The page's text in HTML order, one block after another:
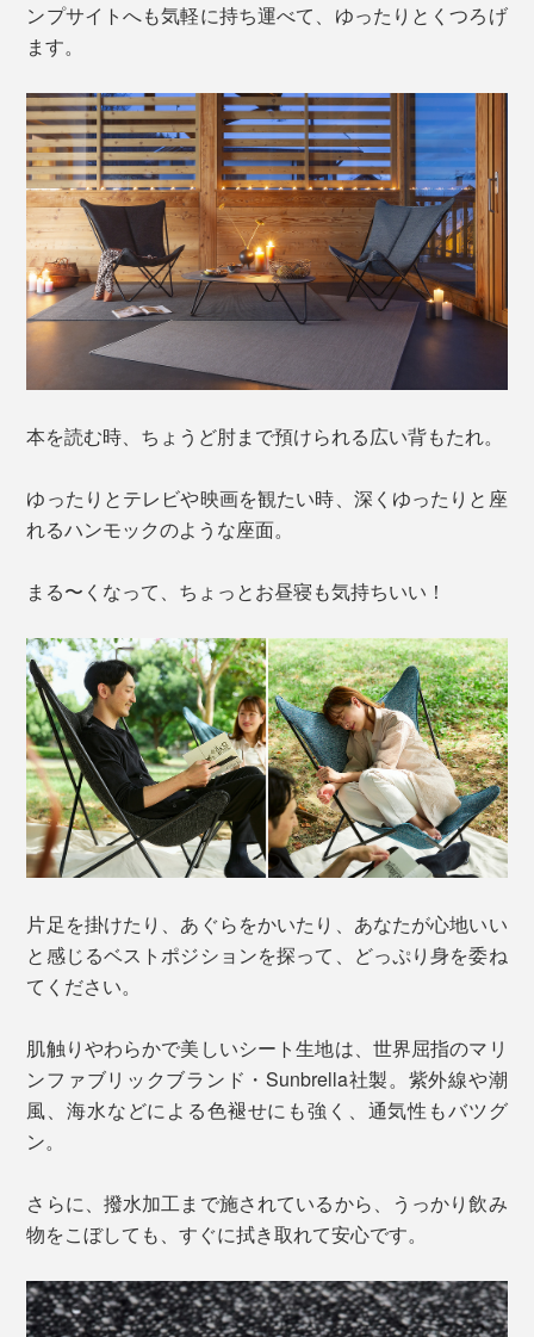
ンプサイトへも気軽に持ち運べて、ゆったりとくつろげ
ます。
本を読む時、ちょうど肘まで預けられる広い背もたれ。
ゆったりとテレビや映画を観たい時、深くゆったりと座
れるハンモックのような座面。
まる〜くなって、ちょっとお昼寝も気持ちいい！
片足を掛けたり、あぐらをかいたり、あなたが心地いい
と感じるベストポジションを探って、どっぷり身を委ね
てください。
肌触りやわらかで美しいシート生地は、世界屈指のマリ
ンファブリックブランド・Sunbrella社製。紫外線や潮
風、海水などによる色褪せにも強く、通気性もバツグ
ン。
さらに、撥水加工まで施されているから、うっかり飲み
物をこぼしても、すぐに拭き取れて安心です。